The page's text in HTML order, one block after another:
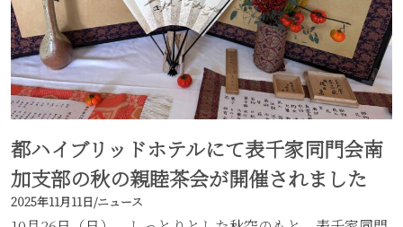
都ハイブリッドホテルにて表千家同門会南
加支部の秋の親睦茶会が開催されました
2025年11月11日/ニュース